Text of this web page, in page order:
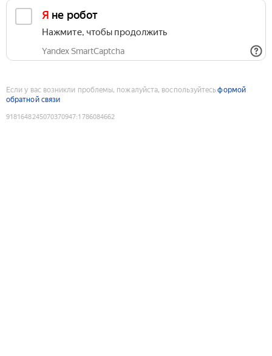
Я не робот
Нажмите, чтобы продолжить
Yandex SmartCaptcha
Если у вас возникли проблемы, пожалуйста, воспользуйтесьформой
обратной связи
9181648245070370947:1786084662